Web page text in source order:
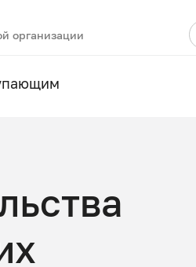
организации